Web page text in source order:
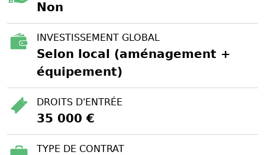
Non
INVESTISSEMENT GLOBAL
Selon local (aménagement +
équipement)
DROITS D'ENTRÉE
35 000 €
TYPE DE CONTRAT